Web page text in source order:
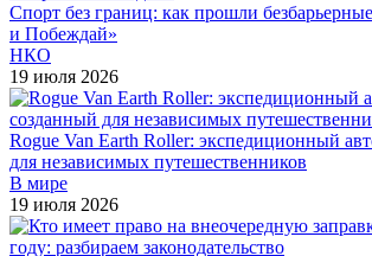
Спорт без границ: как прошли
и Побеждай»
НКО
19 июля 2026
Rogue Van Earth Roller: экспедиционный
для независимых путешественников
В мире
19 июля 2026